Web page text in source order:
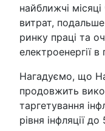
найближчі
витрат,
ринку праці та
електроенергії
Нагадуємо, що
продовжить
таргетування
рівня інфляції